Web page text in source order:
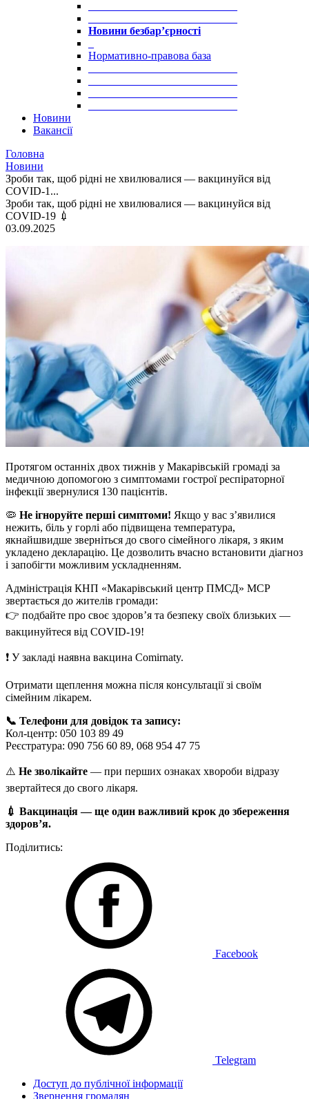
Новини безбар’єрності
Нормативно-правова база
Новини
Вакансії
Головна
Новини
Зроби так, щоб рідні не хвилювалися — вакцинуйся від
COVID-1...
Зроби так, щоб рідні не хвилювалися — вакцинуйся від
COVID-19 💉
03.09.2025
Протягом останніх двох тижнів у Макарівській громаді за
медичною допомогою з симптомами гострої респіраторної
інфекції звернулися 130 пацієнтів.
🦠 Не ігноруйте перші симптоми! Якщо у вас з’явилися
нежить, біль у горлі або підвищена температура,
якнайшвидше зверніться до свого сімейного лікаря, з яким
укладено декларацію. Це дозволить вчасно встановити діагноз
і запобігти можливим ускладненням.
Адміністрація КНП «Макарівський центр ПМСД» МСР
звертається до жителів громади:
👉 подбайте про своє здоров’я та безпеку своїх близьких —
вакцинуйтеся від COVID-19!
❗️ У закладі наявна вакцина Comirnaty.
Отримати щеплення можна після консультації зі своїм
сімейним лікарем.
📞 Телефони для довідок та запису:
Кол-центр: 050 103 89 49
Реєстратура: 090 756 60 89, 068 954 47 75
⚠️ Не зволікайте — при перших ознаках хвороби відразу
звертайтеся до свого лікаря.
💉 Вакцинація — ще один важливий крок до збереження
здоров’я.
Поділитись:
Facebook
Telegram
Доступ до публічної інформації
Звернення громадян